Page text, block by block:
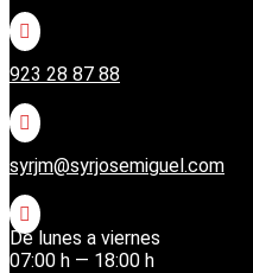

923 28 87 88

syrjm@syrjosemiguel.com

De lunes a viernes
07:00 h — 18:00 h